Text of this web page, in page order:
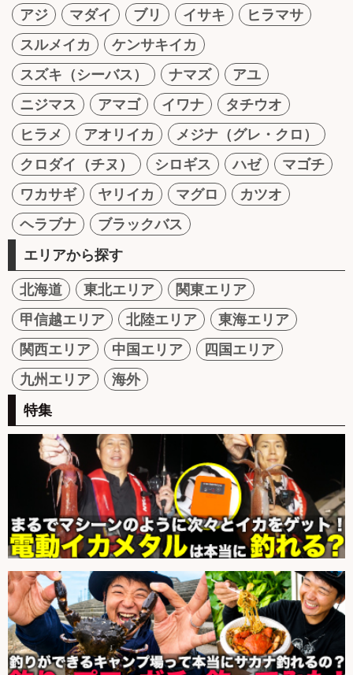
アジ マダイ ブリ イサキ
ヒラマサ
スルメイカ
ケンサキイカ
スズキ（シーバス）
ナマズ
アユ
ニジマス
アマゴ イワナ
タチウオ
ヒラメ
アオリイカ
メジナ（グレ・クロ）
クロダイ（チヌ）
シロギス ハゼ
マゴチ
ワカサギ
ヤリイカ マグロ
カツオ
ヘラブナ
ブラックバス
エリアから探す
北海道 東北エリア
関東エリア
甲信越エリア
北陸エリア
東海エリア
関西エリア
中国エリア
四国エリア
九州エリア
海外
特集